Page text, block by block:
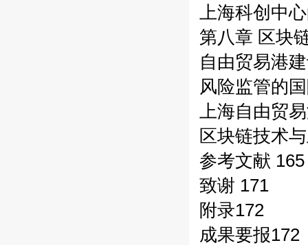
上海科创中
第八章 区块
自由贸易港
风险监管的
上海自由贸
区块链技术
参考文献 165
致谢 171
附录172
成果要报172